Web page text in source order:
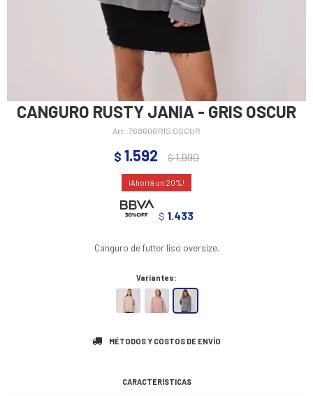
CANGURO RUSTY JANIA - GRIS OSCUR
76860GRIS OSCUR
$ 1.592 $1.990
20
$ 1.433
Canguro de futter liso oversize.
Variantes:
MÉTODOS Y COSTOS DE ENVÍO
CARACTERÍSTICAS